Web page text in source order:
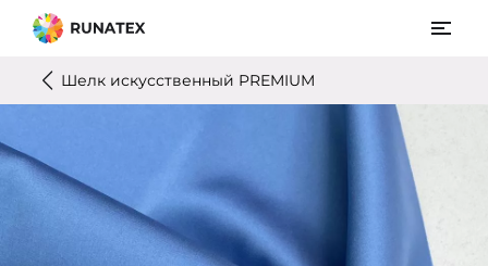
Шелк искусственный PREMIUM